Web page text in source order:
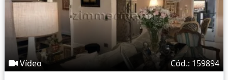
Vídeo Cód.: 159894